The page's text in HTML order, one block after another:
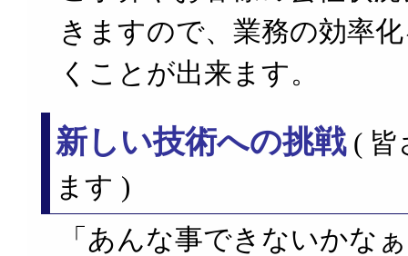
きますので、業務の効率
くことが出来ます。
新しい技術への挑戦( 皆
ます )
「あんな事できないかな